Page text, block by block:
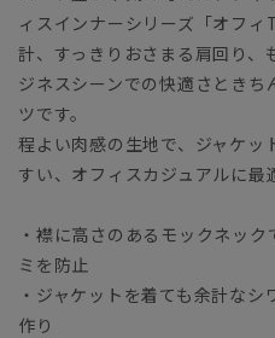
ィスインナーシリーズ「オフ
計、すっきりおさまる肩回り
ジネスシーンでの快適さとき
ツです。
程よい肉感の生地で、ジャケッ
すい、オフィスカジュアルに最
・襟に高さのあるモックネッ
ミを防止
・ジャケットを着ても余計な
作り